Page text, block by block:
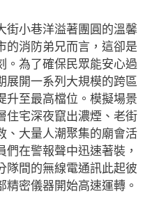
街小巷洋溢著團圓的溫馨
的消防弟兄而言，這卻是
。為了確保民眾能安心過
展開一系列大規模的跨區
升至最高檔位。模擬場景
住宅深夜竄出濃煙、老街
、大量人潮聚集的廟會活
在警報聲中迅速著裝，
隊間的無線電通訊此起彼
密儀器開始高速運轉。